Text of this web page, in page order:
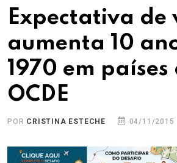
Expectativa de
aumenta 10
1970 em países
OCDE
POR CRISTINA ESTECHE 04/11/2015